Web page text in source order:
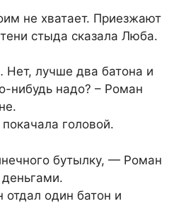
не хватает. Приезжают
стыда сказала Люба.
лучше два батона и
нибудь надо? – Роман
головой.
бутылку, — Роман
отдал один батон и